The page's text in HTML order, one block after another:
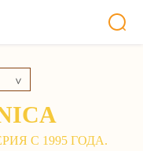
С 1995 ГОДА.